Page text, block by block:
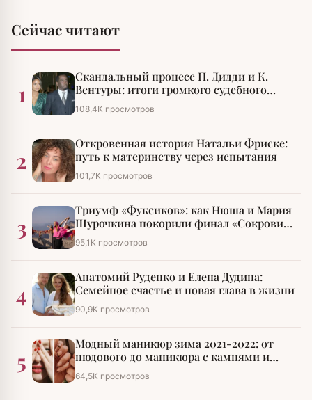
Сейчас читают
1
Скандальный процесс П. Дидди и К.
Вентуры: итоги громкого судебного
разбирательства
108,4К просмотров
2
Откровенная история Натальи Фриске:
путь к материнству через испытания
101,7К просмотров
3
Триумф «Фуксиков»: как Нюша и Мария
Шурочкина покорили финал «Сокровищ
императора»
95,1К просмотров
4
Анатомий Руденко и Елена Дудина:
Семейное счастье и новая глава в жизни
90,9К просмотров
5
Модный маникюр зима 2021-2022: от
нюдового до маникюра с камнями и
стразами
64,5К просмотров